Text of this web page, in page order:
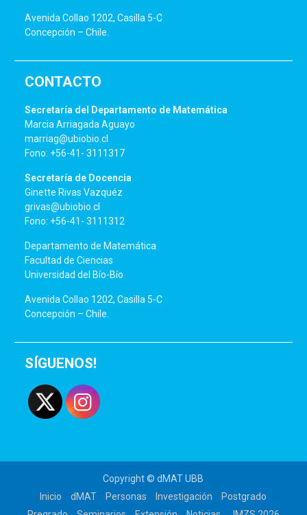
Avenida Collao 1202, Casilla 5-C
Concepción – Chile.
CONTACTO
Secretaría del Departamento de Matemática
Marcia Arriagada Aguayo
marriag@ubiobio.cl
Fono: +56-41- 3111317
Secretaría de Docencia
Ginette Rivas Vazquéz
grivas@ubiobio.cl
Fono: +56-41- 3111312
Departamento de Matemática
Facultad de Ciencias
Universidad del Bío-Bío
Avenida Collao 1202, Casilla 5-C
Concepción – Chile.
SÍGUENOS!
Copyright © dMAT UBB
Inicio
dMAT Personas Investigación
Postgrado